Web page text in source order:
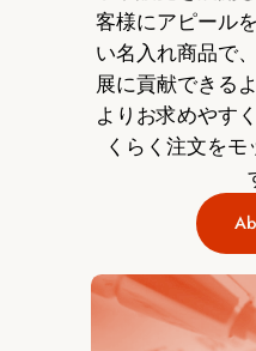
客様にアピール
い名入れ商品で
展に貢献できる
よりお求めやす
くらく注文をモ